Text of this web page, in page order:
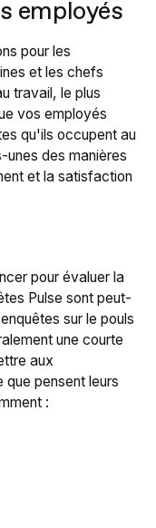
employés
pour les
et les chefs
travail, le plus
vos employés
qu'ils occupent au
unes des manières
et la satisfaction
pour évaluer la
Pulse sont peut-
sur le pouls
une courte
aux
pensent leurs
: